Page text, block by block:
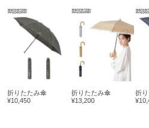
折りたたみ傘
¥10,450
折りたたみ傘
¥13,200
折